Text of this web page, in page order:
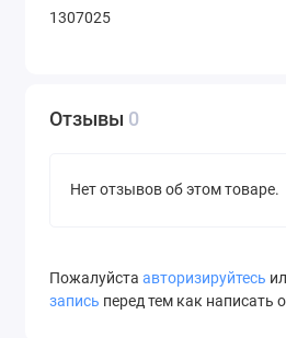
1307025
Отзывы 0
Нет отзывов об этом товаре.
Пожалуйста авторизируйтесь
запись перед тем как написать